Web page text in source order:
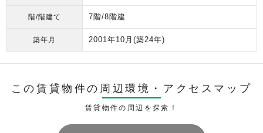
階/階建て 7階/8階建
築年月 2001年10月 (築24年)
この賃貸物件の周辺環境・ アクセスマップ
賃貸物件の周辺を探索！